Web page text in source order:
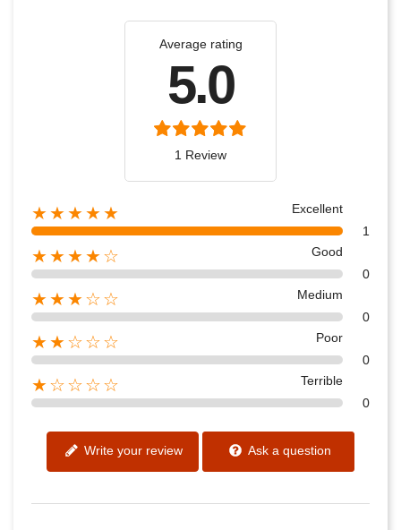
Average rating
5.0
1 Review
★★★★★
Excellent
1
★★★★☆
Good
0
★★★☆☆
Medium
0
★★☆☆☆
Poor
0
★☆☆☆☆
Terrible
0
Write your review Ask a question